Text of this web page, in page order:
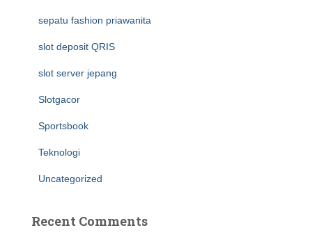
sepatu fashion priawanita
slot deposit QRIS
slot server jepang
Slotgacor
Sportsbook
Teknologi
Uncategorized
Recent Comments